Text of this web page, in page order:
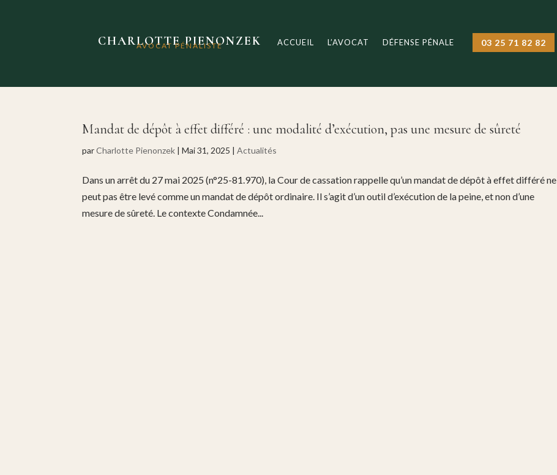
CHARLOTTE PIENONZEK
AVOCAT PÉNALISTE ACCUEIL L’AVOCAT DÉFENSE PÉNALE 03 25 71 82 82
Mandat de dépôt à effet différé : une modalité d’exécution, pas une mesure de sûreté
parCharlotte Pienonzek |Mai 31, 2025 |Actualités
Dans un arrêt du 27 mai 2025 (n°25-81.970), la Cour de cassation rappelle qu’un mandat de dépôt à effet différé ne
peut pas être levé comme un mandat de dépôt ordinaire. Il s’agit d’un outil d’exécution de la peine, et non d’une
mesure de sûreté. Le contexte Condamnée...